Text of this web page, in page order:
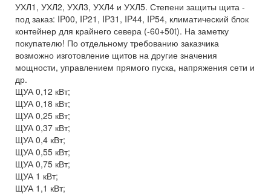
УХЛ1, УХЛ2, УХЛ3, УХЛ4 и УХЛ5. Степени защиты щита -
под заказ: IP00, IP21, IP31, IP44, IP54, климатический блок
контейнер для крайнего севера (-60+50t). На заметку
покупателю! По отдельному требованию заказчика
возможно изготовление щитов на другие значения
мощности, управлением прямого пуска, напряжения сети и
др.
ЩУА 0,12 кВт;
ЩУА 0,18 кВт;
ЩУА 0,25 кВт;
ЩУА 0,37 кВт;
ЩУА 0,4 кВт;
ЩУА 0,55 кВт;
ЩУА 0,75 кВт;
ЩУА 1 кВт;
ЩУА 1,1 кВт;